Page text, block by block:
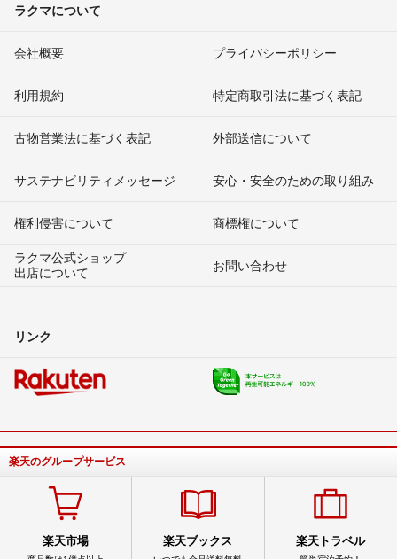
ラクマについて
会社概要 プライバシーポリシー
利用規約 特定商取引法に基づく表記
古物営業法に基づく表記 外部送信について
サステナビリティメッセージ 安心・安全のための取り組み
権利侵害について
商標権について
ラクマ公式ショップ
出店について
お問い合わせ
リンク
楽天のグループサービス
楽天市場 楽天ブックス 楽天トラベル